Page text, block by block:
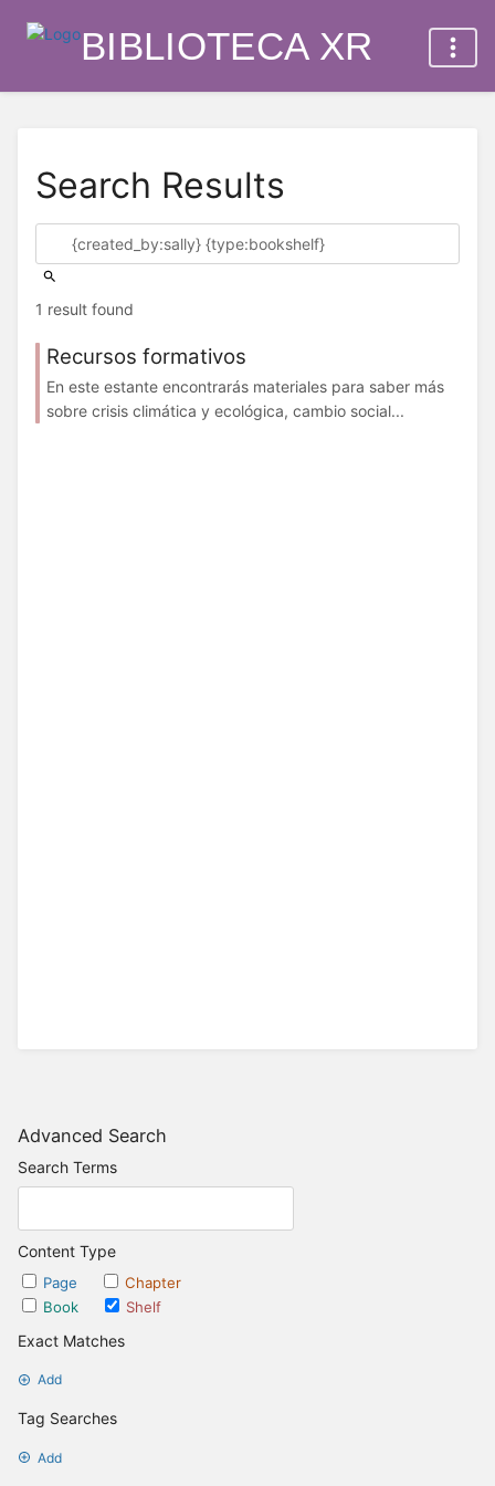
BIBLIOTECA XR
Advanced Search
Search Terms
Content Type
Page
Chapter
Book
Shelf
Exact Matches
Add
Tag Searches
Add
Search Results
1 result found
Recursos formativos
En este estante encontrarás materiales para saber más
sobre crisis climática y ecológica, cambio social...